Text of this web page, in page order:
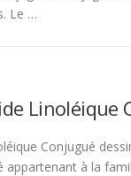
Le …
Linoléique
Conjugué
appartenant à la